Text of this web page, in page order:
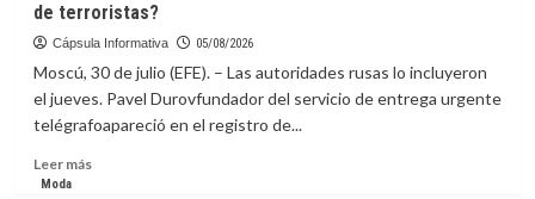
de terroristas?
Cápsula Informativa 05/08/2026
Moscú, 30 de julio (EFE). – Las autoridades rusas lo incluyeron
el jueves. Pavel Durovfundador del servicio de entrega urgente
telégrafoapareció en el registro de...
Leer másLeer
Moda